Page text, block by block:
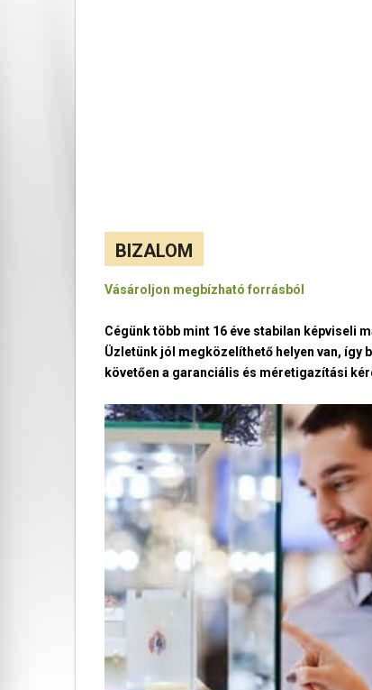
BIZALOM
Vásároljon megbízható forrásból
Cégünk több mint 16 éve stabilan képviseli
Üzletünk jól megközelíthető helyen van, így
követően a garanciális és méretigazítási